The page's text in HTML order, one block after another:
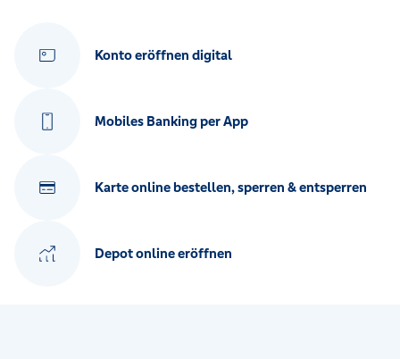
Konto eröffnen digital
Mobiles Banking per App
Karte online bestellen, sperren & entsperren
Depot online eröffnen